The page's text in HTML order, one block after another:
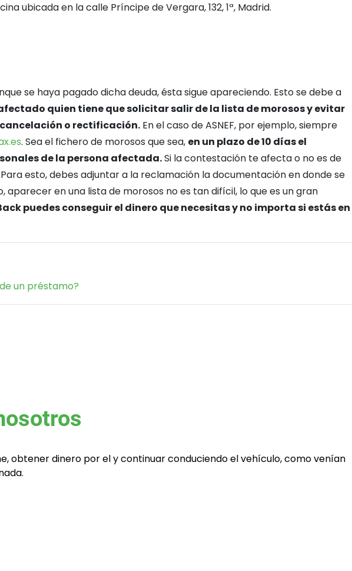
ubicada en la calle Príncipe de Vergara, 132, 1ª, Madrid.
se haya pagado dicha deuda, ésta sigue apareciendo. Esto se debe a
quien tiene que solicitar salir de la lista de morosos y evitar
cancelación o rectificación. En el caso de ASNEF, por ejemplo, siempre
. Sea el fichero de morosos que sea, en un plazo de 10 días el
de la persona afectada.Si la contestación te afecta o no es de
esto, debes adjuntar a la reclamación la documentación en donde se
en una lista de morosos no es tan difícil, lo que es un gran
puedes conseguir el dinero que necesitas y no importa si estás en
un préstamo?
obtener dinero por el y continuar conduciendo el vehículo, como venían